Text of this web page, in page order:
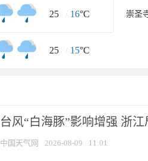
25 / 16°C
25 / 15°C
台风“白海豚”影响增强 浙
中国天气网 2026-08-09 11:01